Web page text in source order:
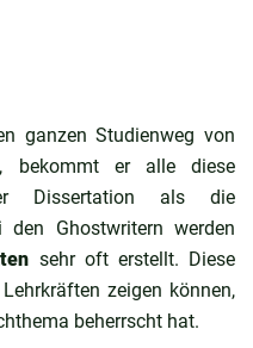
ganzen Studienweg von
bekommt er alle diese
Dissertation als die
den Ghostwritern werden
sehr oft erstellt. Diese
zeigen können,
beherrscht hat.